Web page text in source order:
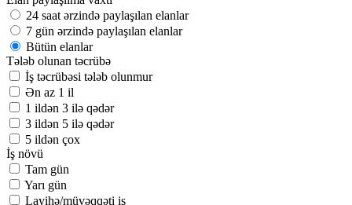
24 saat ərzində paylaşılan elanlar
7 gün ərzində paylaşılan elanlar
Bütün elanlar
Tələb olunan təcrübə
İş təcrübəsi tələb olunmur
Ən az 1 il
1 ildən 3 ilə qədər
3 ildən 5 ilə qədər
5 ildən çox
İş növü
Tam gün
Yarı gün
Layihə/müvəqqəti iş